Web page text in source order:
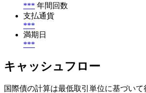
*** 年間回数
支払通貨
***
満期日
***
キャッシュフロー
国際債の計算は最低取引単位に基づいて